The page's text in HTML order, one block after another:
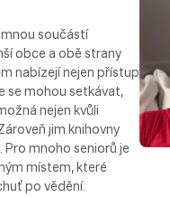
součástí
obce a obě strany
nabízejí nejen přístup
se mohou setkávat,
nejen kvůli
jim knihovny
mnoho seniorů je
místem, které
po vědění.